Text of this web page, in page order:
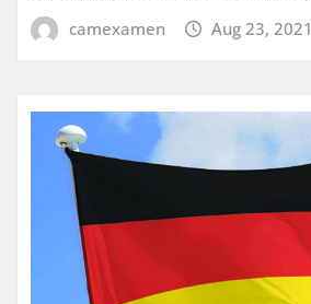
camexamen Aug 23, 2021